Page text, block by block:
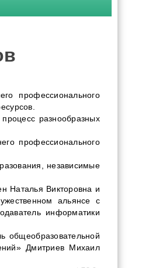
профессионального
разнообразных
профессионального
, независимые
Наталья Викторовна и
альянсе с
информатики
общеобразовательной
Дмитриев Михаил